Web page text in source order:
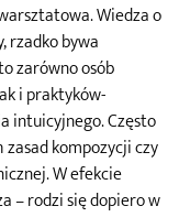
Wiedza o
rzadko bywa
zarówno osób
i praktyków-
intuicyjnego. Często
kompozycji czy
W efekcie
– rodzi się dopiero w